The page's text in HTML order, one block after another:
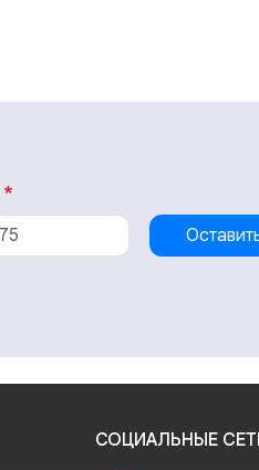
СОЦИАЛЬНЫЕ